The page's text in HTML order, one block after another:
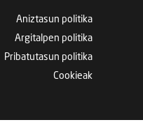
Aniztasun politika
Argitalpen politika
Pribatutasun politika
Cookieak